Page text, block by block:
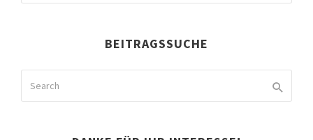
BEITRAGSSUCHE